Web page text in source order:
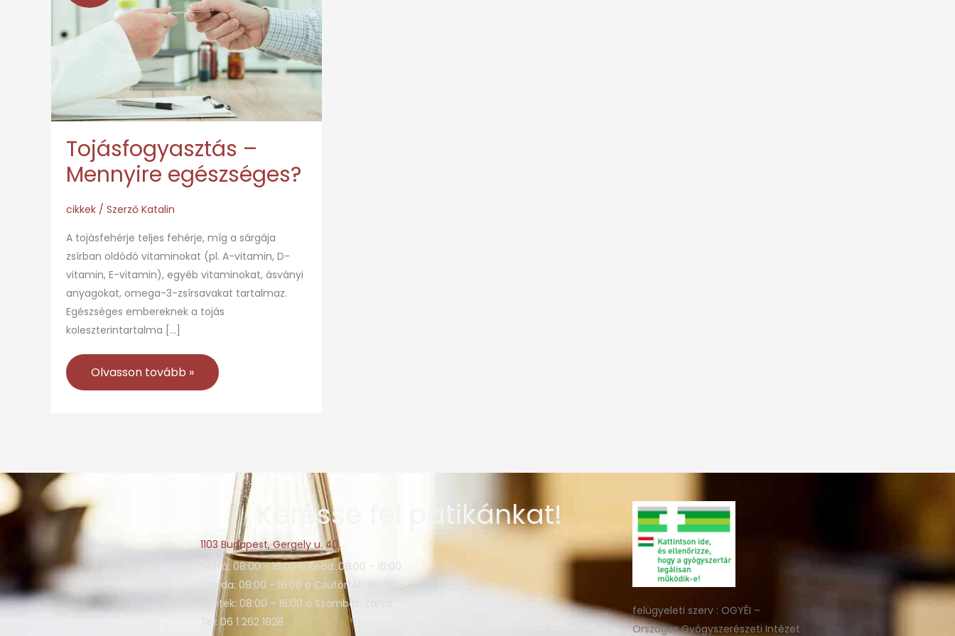
Tojásfogyasztás –
Mennyire egészséges?
cikkek / Szerző Katalin
A tojásfehérje teljes fehérje, míg a sárgája
zsírban oldódó vitaminokat (pl. A-vitamin, D-
vitamin, E-vitamin), egyéb vitaminokat, ásványi
anyagokat, omega-3-zsírsavakat tartalmaz.
Egészséges embereknek a tojás
koleszterintartalma […]
Mennyire
egészséges?
Olvasson tovább »
Keresse fel patikánkat!
1103 Budapest, Gergely u. 40.
Hétfő: 08:00 - 16:00 o Kedd: 08:00 - 16:00
Szerda: 08:00 - 16:00 o Csütörtök: 08:00 - 16:00
Péntek: 08:00 - 16:00 o Szombat: Zárva
Tel: 06 1 262 1828
felügyeleti szerv : OGYÉI –
Országos Gyógyszerészeti Intézet